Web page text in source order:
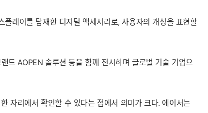
레이를 탑재한 디지털 액세서리로, 사용자의 개성을 표현할
드 AOPEN 솔루션 등을 함께 전시하며 글로벌 기술 기업으
자리에서 확인할 수 있다는 점에서 의미가 크다. 에이서는